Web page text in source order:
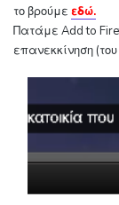
το βρούμε εδώ.
Πατάμε Add to
επανεκκίνηση